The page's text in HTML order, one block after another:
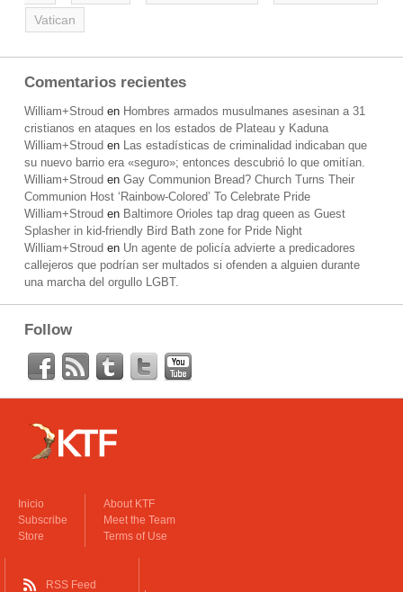
Vatican
Comentarios recientes
William+Stroud en Hombres armados musulmanes asesinan a 31
cristianos en ataques en los estados de Plateau y Kaduna
William+Stroud en Las estadísticas de criminalidad indicaban que
su nuevo barrio era «seguro»; entonces descubrió lo que omitían.
William+Stroud en Gay Communion Bread? Church Turns Their
Communion Host ‘Rainbow-Colored’ To Celebrate Pride
William+Stroud en Baltimore Orioles tap drag queen as Guest
Splasher in kid-friendly Bird Bath zone for Pride Night
William+Stroud en Un agente de policía advierte a predicadores
callejeros que podrían ser multados si ofenden a alguien durante
una marcha del orgullo LGBT.
Follow
Inicio
Subscribe
Store
About KTF
Meet the Team
Terms of Use
RSS Feed